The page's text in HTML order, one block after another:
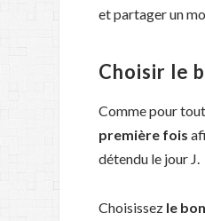
et partager un
Choisir le
Comme pour
première fois
détendu le jour J.
Choisissez le